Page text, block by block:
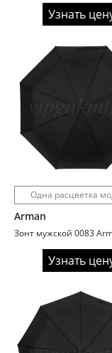
Узнать
Одна расцветка
Arman
Узнать